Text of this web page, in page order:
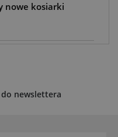
nowe kosiarki
do newslettera